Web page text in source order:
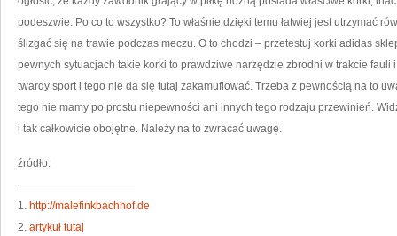
podeszwie. Po co to wszystko? To właśnie dzięki temu łatwiej jest utrzymać
ślizgać się na trawie podczas meczu. O to chodzi – przetestuj korki adidas
pewnych sytuacjach takie korki to prawdziwe narzędzie zbrodni w trakcie fauli
twardy sport i tego nie da się tutaj zakamuflować. Trzeba z pewnością na to
tego nie mamy po prostu niepewności ani innych tego rodzaju przewinień.
i tak całkowicie obojętne. Należy na to zwracać uwagę.
źródło:
———————————
1. http://malefinkbachhof.de
2. artykuł tutaj